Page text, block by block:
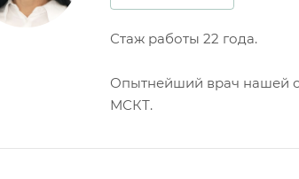
Стаж работы 22 года.
Опытнейший врач нашей
МСКТ.